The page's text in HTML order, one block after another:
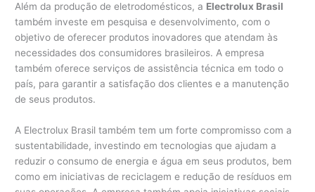
Além da produção de eletrodomésticos, a Electrolux Brasil
também investe em pesquisa e desenvolvimento, com o
objetivo de oferecer produtos inovadores que atendam às
necessidades dos consumidores brasileiros. A empresa
também oferece serviços de assistência técnica em todo o
país, para garantir a satisfação dos clientes e a manutenção
de seus produtos.
A Electrolux Brasil também tem um forte compromisso com a
sustentabilidade, investindo em tecnologias que ajudam a
reduzir o consumo de energia e água em seus produtos, bem
como em iniciativas de reciclagem e redução de resíduos em